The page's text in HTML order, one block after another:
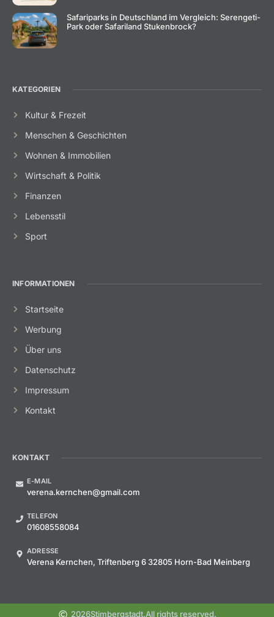
Safariparks in Deutschland im Vergleich: Serengeti-
Park oder Safariland Stukenbrock?
KATEGORIEN
Kultur & Frezeit
Menschen & Geschichten
Wohnen & Immobilien
Wirtschaft & Politik
Finanzen
Lebensstil
Sport
INFORMATIONEN
Startseite
Werbung
Über uns
Datenschutz
Impressum
Kontakt
KONTAKT
E-MAIL
verena.kernchen@gmail.com
TELEFON
01608558084
ADRESSE
Verena Kernchen, Triftenberg 6 32805 Horn-Bad Meinberg
2026Stimbergstadt.All rights reserved.